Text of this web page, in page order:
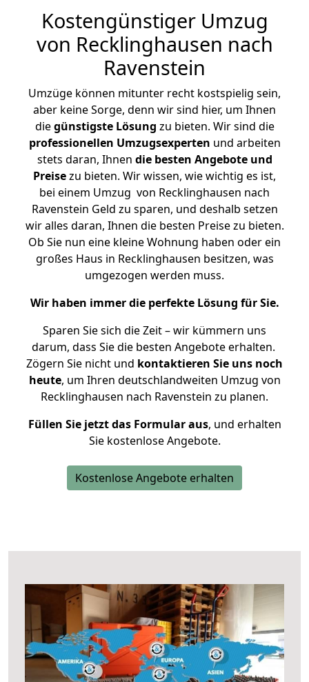
Kostengünstiger Umzug
von Recklinghausen nach
Ravenstein
Umzüge können mitunter recht kostspielig sein,
aber keine Sorge, denn wir sind hier, um Ihnen
diegünstigste Lösung zu bieten. Wir sind die
professionellen Umzugsexperten und arbeiten
stets daran, Ihnen die besten Angebote und
Preisezu bieten. Wir wissen, wie wichtig es ist,
bei einem Umzug von Recklinghausen nach
Ravenstein Geld zu sparen, und deshalb setzen
wir alles daran, Ihnen die besten Preise zu bieten.
Ob Sie nun eine kleine Wohnung haben oder ein
großes Haus in Recklinghausen besitzen, was
umgezogen werden muss.
Wir haben immer die perfekte Lösung für Sie.
Sparen Sie sich die Zeit – wir kümmern uns
darum, dass Sie die besten Angebote erhalten.
Zögern Sie nicht und kontaktieren Sie uns noch
heute, um Ihren deutschlandweiten Umzug von
Recklinghausen nach Ravenstein zu planen.
Füllen Sie jetzt das Formular aus, und erhalten
Sie kostenlose Angebote.
Kostenlose Angebote erhalten